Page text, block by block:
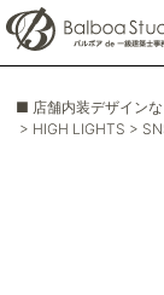
■ 店舗内装デザイン
> HIGH LIGHTS >